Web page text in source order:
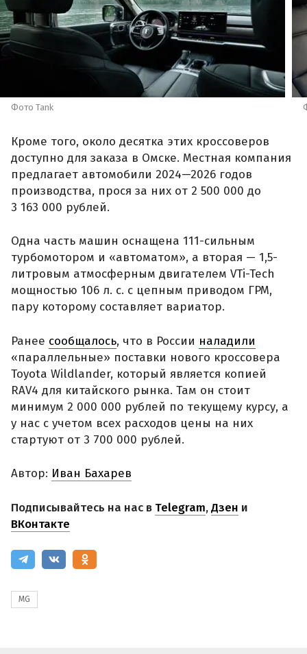
Фото Tank
Кроме того, около десятка этих кроссоверов
доступно для заказа в Омске. Местная компания
предлагает автомобили 2024—2026 годов
производства, прося за них от 2 500 000 до
3 163 000 рублей.
Одна часть машин оснащена 111-сильным
турбомотором и «автоматом», а вторая — 1,5-
литровым атмосферным двигателем VTi-Tech
мощностью 106 л. с. с цепным приводом ГРМ,
пару которому составляет вариатор.
Ранее сообщалось, что в России наладили
«параллельные» поставки нового кроссовера
Toyota Wildlander, который является копией
RAV4 для китайского рынка. Там он стоит
минимум 2 000 000 рублей по текущему курсу, а
у нас с учетом всех расходов цены на них
стартуют от 3 700 000 рублей.
Автор: Иван Бахарев
Подписывайтесь на нас в Telegram,Дзен и
ВКонтакте
MG